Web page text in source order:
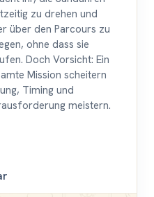
zu drehen und
über den Parcours zu
ohne dass sie
Doch Vorsicht: Ein
Mission scheitern
Timing und
meistern.